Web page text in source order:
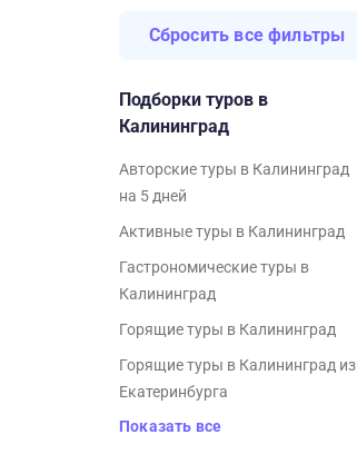
Сбросить все фильтры
Подборки туров в
Калининград
Авторские туры в Калининград
на 5 дней
Активные туры в Калининград
Гастрономические туры в
Калининград
Горящие туры в Калининград
Горящие туры в Калининград из
Екатеринбурга
Показать все